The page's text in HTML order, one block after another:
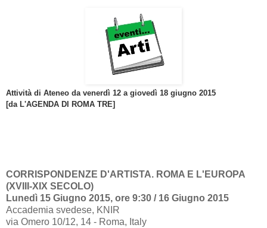
Attività di Ateneo da venerdì 12 a giovedì 18 giugno 2015
[da L'AGENDA DI ROMA TRE]
CORRISPONDENZE D'ARTISTA. ROMA E L'EUROPA
(XVIII-XIX SECOLO)
Lunedì 15 Giugno 2015, ore 9:30 / 16 Giugno 2015
Accademia svedese, KNIR
via Omero 10/12, 14 - Roma, Italy